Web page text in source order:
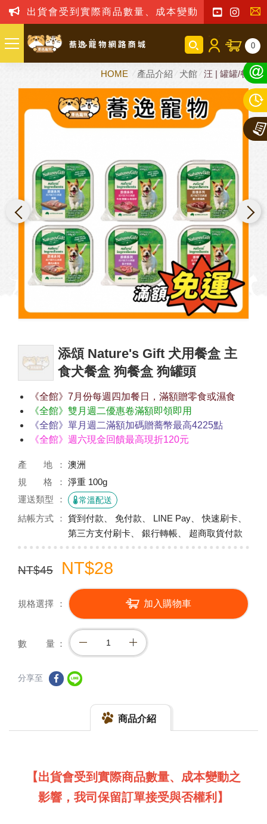
出貨會受到實際商品數量、成本變動之影響，我
聯
我
們
0
HOME 產品介紹 犬館 汪 | 罐罐/餐包
添頌 Nature's Gift 犬用餐盒 主
食犬餐盒 狗餐盒 狗罐頭
《全館》7月份每週四加餐日，滿額贈零食或濕食
《全館》雙月週二優惠卷滿額即領即用
《全館》單月週二滿額加碼贈蕎幣最高4225點
《全館》週六現金回饋最高現折120元
產 地
澳洲
規 格
淨重 100g
運送類型
常溫配送
結帳方式
貨到付款、 免付款、 LINE Pay、 快速刷卡、
第三方支付刷卡、 銀行轉帳、 超商取貨付款
NT$45 NT$28
規格選擇 加入購物車
數 量
分享至
商品介紹
【出貨會受到實際商品數量、成本變動之
影響，我司保留訂單接受與否權利】